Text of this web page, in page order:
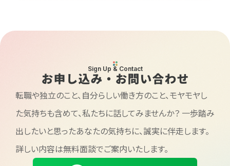
Sign Up & Contact
お申し込み・お問い合わせ
転職や独立のこと、自分らしい働き方のこと、モヤモヤし
た気持ちも含めて、私たちに話してみませんか？ 一歩踏み
出したいと思ったあなたの気持ちに、誠実に伴走します。
詳しい内容は無料面談でご案内いたします。